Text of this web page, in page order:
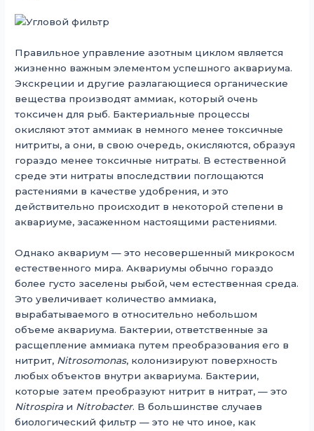
Правильное управление азотным циклом является
жизненно важным элементом успешного аквариума.
Экскреции и другие разлагающиеся органические
вещества производят аммиак, который очень
токсичен для рыб. Бактериальные процессы
окисляют этот аммиак в немного менее токсичные
нитриты, а они, в свою очередь, окисляются, образуя
гораздо менее токсичные нитраты. В естественной
среде эти нитраты впоследствии поглощаются
растениями в качестве удобрения, и это
действительно происходит в некоторой степени в
аквариуме, засаженном настоящими растениями.
Однако аквариум — это несовершенный микрокосм
естественного мира. Аквариумы обычно гораздо
более густо заселены рыбой, чем естественная среда.
Это увеличивает количество аммиака,
вырабатываемого в относительно небольшом
объеме аквариума. Бактерии, ответственные за
расщепление аммиака путем преобразования его в
нитрит, Nitrosomonas, колонизируют поверхность
любых объектов внутри аквариума. Бактерии,
которые затем преобразуют нитрит в нитрат, — это
Nitrospiraи Nitrobacter. В большинстве случаев
биологический фильтр — это не что иное, как